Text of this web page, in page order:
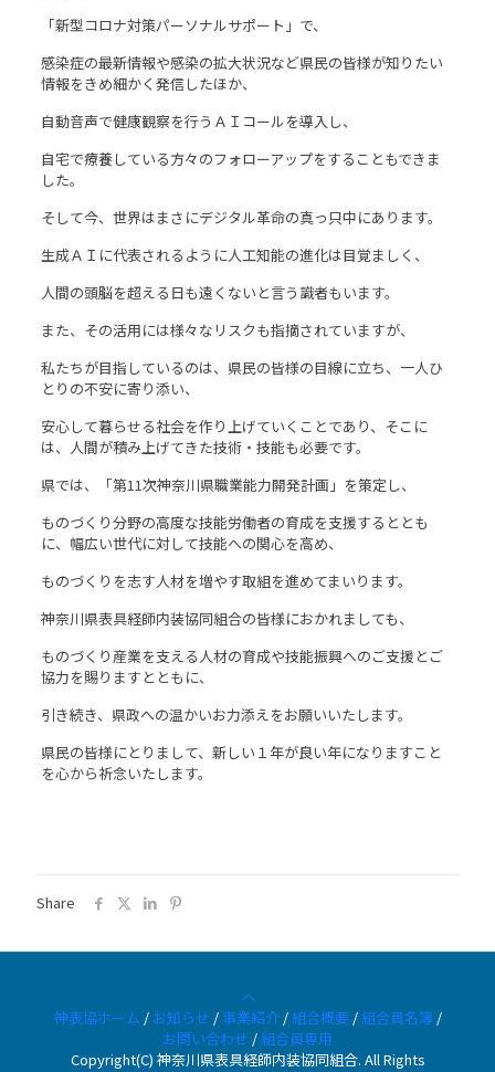
「新型コロナ対策パーソナルサポート」で、
感染症の最新情報や感染の拡大状況など県民の皆様が知りたい
情報をきめ細かく発信したほか、
自動音声で健康観察を行うＡＩコールを導入し、
自宅で療養している方々のフォローアップをすることもできま
した。
そして今、世界はまさにデジタル革命の真っ只中にあります。
生成ＡＩに代表されるように人工知能の進化は目覚ましく、
人間の頭脳を超える日も遠くないと言う識者もいます。
また、その活用には様々なリスクも指摘されていますが、
私たちが目指しているのは、県民の皆様の目線に立ち、一人ひ
とりの不安に寄り添い、
安心して暮らせる社会を作り上げていくことであり、そこに
は、人間が積み上げてきた技術・技能も必要です。
県では、「第11次神奈川県職業能力開発計画」を策定し、
ものづくり分野の高度な技能労働者の育成を支援するととも
に、幅広い世代に対して技能への関心を高め、
ものづくりを志す人材を増やす取組を進めてまいります。
神奈川県表具経師内装協同組合の皆様におかれましても、
ものづくり産業を支える人材の育成や技能振興へのご支援とご
協力を賜りますとともに、
引き続き、県政への温かいお力添えをお願いいたします。
県民の皆様にとりまして、新しい１年が良い年になりますこと
を心から祈念いたします。
Share
神表協ホーム / お知らせ / 事業紹介/ 組合概要/ 組合員名簿 /
お問い合わせ / 組合員専用
Copyright(C) 神奈川県表具経師内装協同組合. All Rights